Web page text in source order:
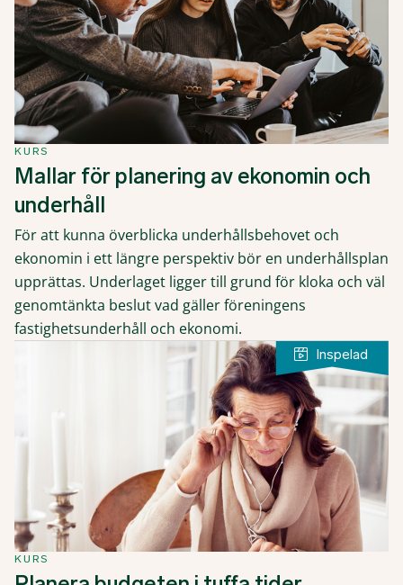
KURS
Mallar för planering av ekonomin och
underhåll
För att kunna överblicka underhållsbehovet och
ekonomin i ett längre perspektiv bör en underhållsplan
upprättas. Underlaget ligger till grund för kloka och väl
genomtänkta beslut vad gäller föreningens
fastighetsunderhåll och ekonomi.
KURS